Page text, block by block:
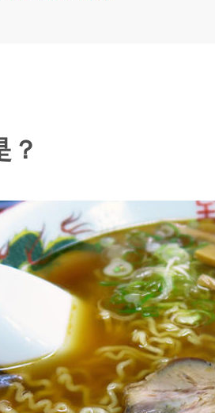
？